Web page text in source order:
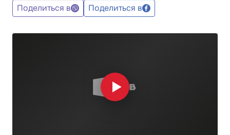
Поделиться в
Поделиться в